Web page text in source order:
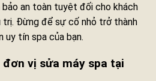
bảo an toàn tuyệt đối cho khách
trị. Đừng để sự cố nhỏ trở thành
uy tín spa của bạn.
vị sửa máy spa tại